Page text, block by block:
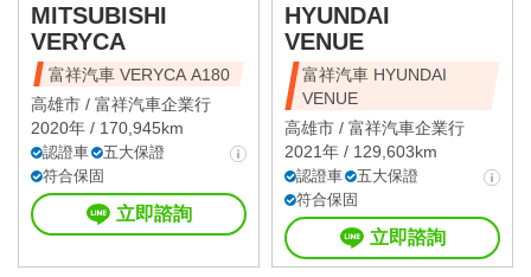
MITSUBISHI
VERYCA
富祥汽車 VERYCA A180
高雄市 / 富祥汽車企業行
2020年 / 170,945km
認證車
五大保證
符合保固
立即諮詢
HYUNDAI
VENUE
富祥汽車 HYUNDAI
VENUE
高雄市 / 富祥汽車企業行
2021年 / 129,603km
認證車
五大保證
符合保固
立即諮詢